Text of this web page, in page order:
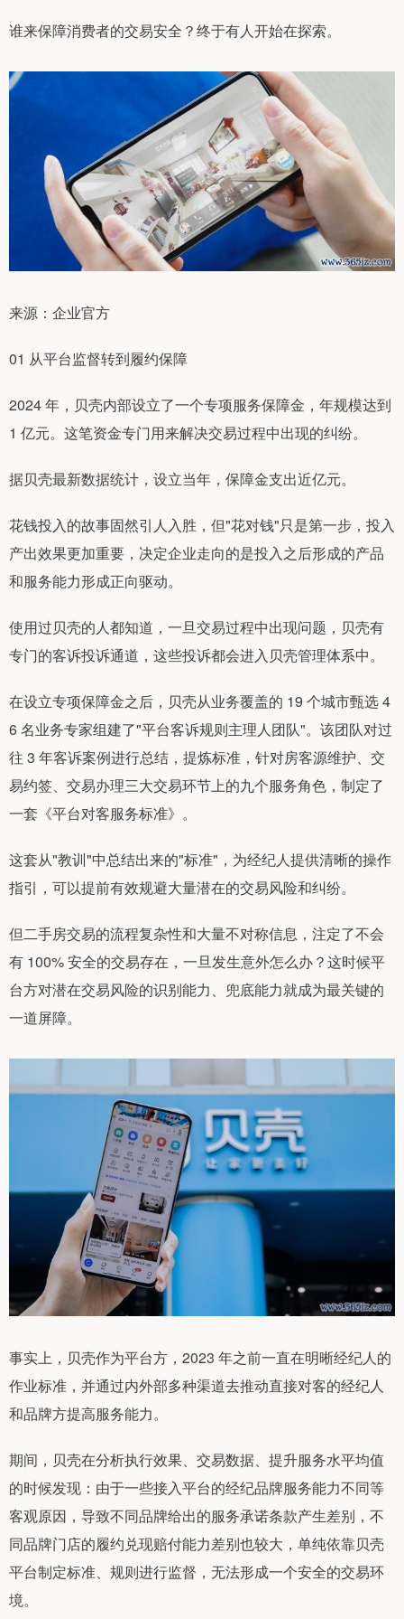
谁来保障消费者的交易安全？终于有人开始在探索。
来源：企业官方
01 从平台监督转到履约保障
2024 年，贝壳内部设立了一个专项服务保障金，年规模达到
1 亿元。这笔资金专门用来解决交易过程中出现的纠纷。
据贝壳最新数据统计，设立当年，保障金支出近亿元。
花钱投入的故事固然引人入胜，但"花对钱"只是第一步，投入
产出效果更加重要，决定企业走向的是投入之后形成的产品
和服务能力形成正向驱动。
使用过贝壳的人都知道，一旦交易过程中出现问题，贝壳有
专门的客诉投诉通道，这些投诉都会进入贝壳管理体系中。
在设立专项保障金之后，贝壳从业务覆盖的 19 个城市甄选 4
6 名业务专家组建了"平台客诉规则主理人团队"。该团队对过
往 3 年客诉案例进行总结，提炼标准，针对房客源维护、交
易约签、交易办理三大交易环节上的九个服务角色，制定了
一套《平台对客服务标准》。
这套从"教训"中总结出来的"标准"，为经纪人提供清晰的操作
指引，可以提前有效规避大量潜在的交易风险和纠纷。
但二手房交易的流程复杂性和大量不对称信息，注定了不会
有 100% 安全的交易存在，一旦发生意外怎么办？这时候平
台方对潜在交易风险的识别能力、兜底能力就成为最关键的
一道屏障。
事实上，贝壳作为平台方，2023 年之前一直在明晰经纪人的
作业标准，并通过内外部多种渠道去推动直接对客的经纪人
和品牌方提高服务能力。
期间，贝壳在分析执行效果、交易数据、提升服务水平均值
的时候发现：由于一些接入平台的经纪品牌服务能力不同等
客观原因，导致不同品牌给出的服务承诺条款产生差别，不
同品牌门店的履约兑现赔付能力差别也较大，单纯依靠贝壳
平台制定标准、规则进行监督，无法形成一个安全的交易环
境。